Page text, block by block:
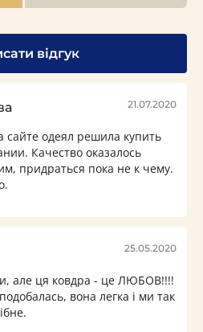
відгук
21.07.2020
сайте одеял решила купить
Качество оказалось
придраться пока не к чему.
25.05.2020
але ця ковдра - це ЛЮБОВ!!!!
вона легка і ми так